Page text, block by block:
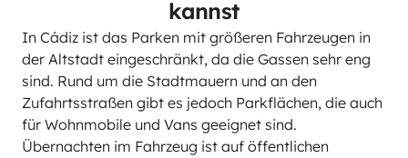
kannst
In Cádiz ist das Parken mit größeren Fahrzeugen in
der Altstadt eingeschränkt, da die Gassen sehr eng
sind. Rund um die Stadtmauern und an den
Zufahrtsstraßen gibt es jedoch Parkflächen, die auch
für Wohnmobile und Vans geeignet sind.
Übernachten im Fahrzeug ist auf öffentlichen